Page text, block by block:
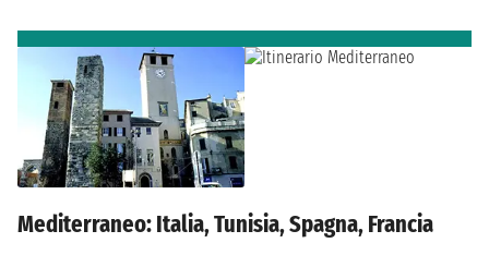
Mediterraneo: Italia, Tunisia, Spagna, Francia